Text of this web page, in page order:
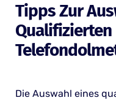
Tipps Zur
Qualifizierten
Die Auswahl eines